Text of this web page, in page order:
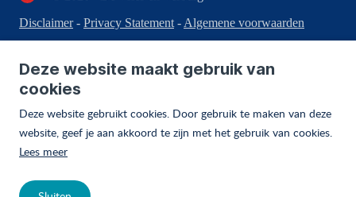
Disclaimer- Privacy Statement - Algemene voorwaarden
Deze website maakt gebruik van
cookies
Deze website gebruikt cookies. Door gebruik te maken van deze
website, geef je aan akkoord te zijn met het gebruik van cookies.
Lees meer